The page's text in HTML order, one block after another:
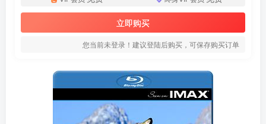
立即购买
您当前未登录！建议登陆后购买，可保存购买订单